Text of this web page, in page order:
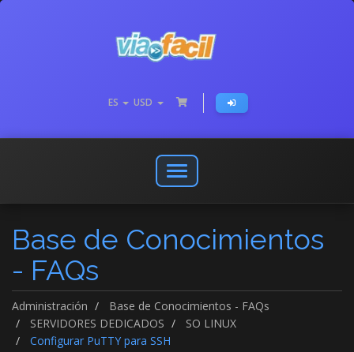
ES USD
Abrir
o
menú
de
Base de Conocimientos
- FAQs
Administración
Base de Conocimientos - FAQs
SERVIDORES DEDICADOS
SO LINUX
Configurar PuTTY para SSH